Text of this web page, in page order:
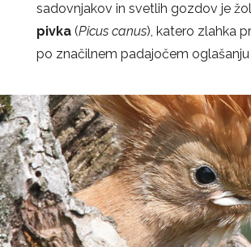
sadovnjakov in svetlih gozdov je
pivka (Picus canus), katero zlahka
po značilnem padajočem